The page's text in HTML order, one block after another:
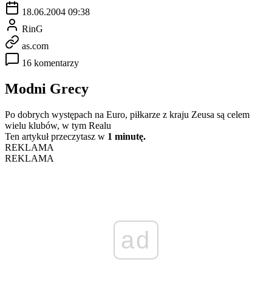
18.06.2004 09:38
RinG
as.com
16 komentarzy
Modni Grecy
Po dobrych występach na Euro, piłkarze z kraju Zeusa są celem
wielu klubów, w tym Realu
Ten artykuł przeczytasz w 1 minutę.
REKLAMA
REKLAMA
ad